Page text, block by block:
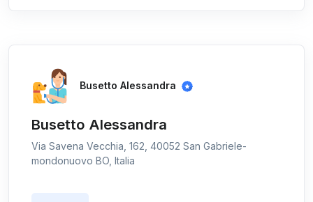
Busetto Alessandra
Busetto Alessandra
Via Savena Vecchia, 162, 40052 San Gabriele-
mondonuovo BO, Italia